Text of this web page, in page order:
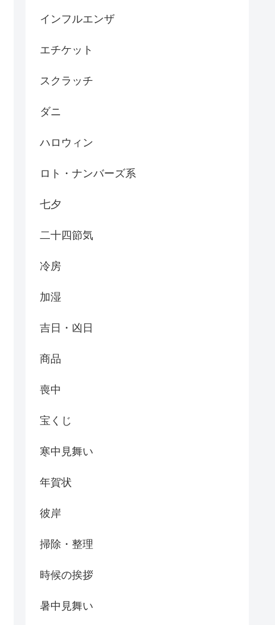
インフルエンザ
エチケット
スクラッチ
ダニ
ハロウィン
ロト・ナンバーズ系
七夕
二十四節気
冷房
加湿
吉日・凶日
商品
喪中
宝くじ
寒中見舞い
年賀状
彼岸
掃除・整理
時候の挨拶
暑中見舞い